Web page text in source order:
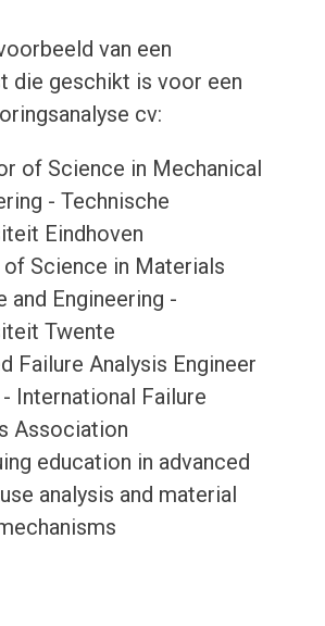
van een
die geschikt is voor een
cv:
of Science in Mechanical
- Technische
Eindhoven
Science in Materials
and Engineering -
Twente
Failure Analysis Engineer
- International Failure
Association
education in advanced
analysis and material